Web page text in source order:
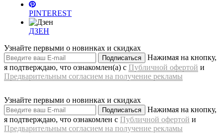
PINTEREST
ДЗЕН
Узнайте первыми о новинках и скидках
Подписаться
Нажимая на кнопку,
я подтверждаю, что ознакомлен(а) с Публичной офертой и
Предварительным согласием на получение рекламы
Узнайте первыми о новинках и скидках
Подписаться
Нажимая на кнопку,
я подтверждаю, что ознакомлен с Публичной офертой и
Предварительным согласием на получение рекламы